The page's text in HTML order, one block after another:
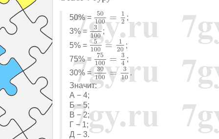
50% =
50
100 =
1
2
50 =
;
3% =
3
100
3100
;
5% =
5
100 =
1
20
5100= 120
;
75% =
75
100
=
3
4
75 100=
;
30% =
30
100
=
3
10
30100=310
.
Значит:
А − 4;
Б − 5;
В − 2;
Г − 1;
Д − 3.